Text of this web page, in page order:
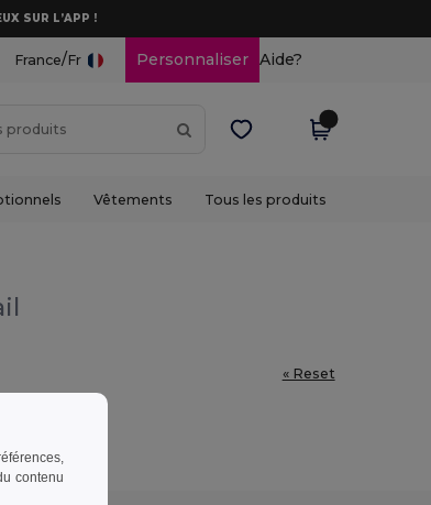
SUR L’APP !
France/Fr Personnaliser Aide?
Vêtements Tous les produits
« Reset
contenu